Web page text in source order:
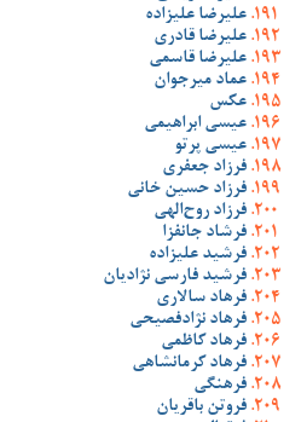
علیرضا علیزاده
علیرضا قادری
علیرضا قاسمی
عماد میرجوان
عکس
عیسی ابراهیمی
عیسی پرتو
فرزاد جعفری
فرزاد حسین خانی
فرزاد روح‌الهی
فرشاد جانفزا
فرشید علیزاده
فرشید فارسی نژادیان
فرهاد سالاری
فرهاد نژادفصیحی
فرهاد کاظمی
فرهاد کرمانشاهی
فرهنگی
فروتن باقریان